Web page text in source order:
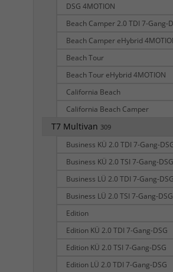
DSG 4MOTION
Beach Camper 2.0 TDI 7-Gang-
Beach Camper eHybrid
Beach Tour
Beach Tour eHybrid 4MOTION
California Beach
California Beach Camper
T7 Multivan 309
Business KÜ 2.0 TDI 7-Gang-
Business KÜ 2.0 TSI 7-Gang-DSG
Business LÜ 2.0 TDI 7-Gang-DSG
Business LÜ 2.0 TSI 7-Gang-DSG
Edition
Edition KÜ 2.0 TDI 7-Gang-DSG
Edition KÜ 2.0 TSI 7-Gang-DSG
Edition LÜ 2.0 TDI 7-Gang-DSG